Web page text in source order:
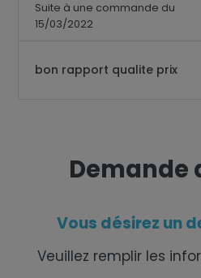
Suite à une commande du
15/03/2022
bon rapport qualite prix
Demande
Vous désirez un
Veuillez remplir les